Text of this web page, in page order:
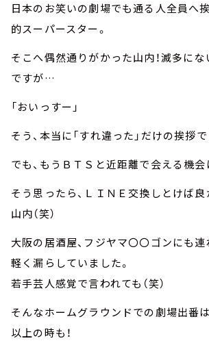
日本のお笑いの劇場でも通る人全員へ
的スーパースター。
そこへ偶然通りがかった山内！滅多に
ですが…
「おいっすー」
そう、本当に「すれ違った」だけの挨拶で
でも、もうＢＴＳと近距離で会える機
そう思ったら、ＬＩＮＥ交換しとけば
山内（笑）
大阪の居酒屋、フジヤマ〇〇ゴンにも連
軽く漏らしていました。
若手芸人感覚で言われても（笑）
そんなホームグラウンドでの劇場出番
以上の時も！